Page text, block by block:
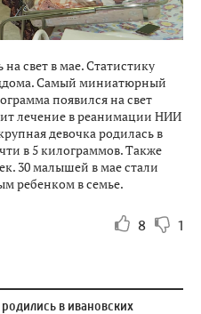
свет в мае. Статистику
Самый миниатюрный
появился на свет
лечение в реанимации НИИ
девочка родилась в
в 5 килограммов. Также
30 малышей в мае стали
ребенком в семье.
8 1
в ивановских